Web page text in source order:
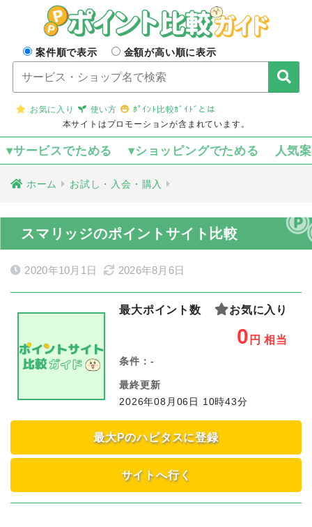
案件順で表示 金額が高い順に表示
お気に入り 使い方
ﾎﾟｲﾝﾄ比較ｶﾞｲﾄﾞとは
本サイトはプロモーションが含まれています。
▾サービスでためる ▾ショッピングでためる 人気
ホーム お試し・入会・購入
スマリッジのポイントサイト比較
2020年10月1日 2026年8月6日
最大ポイント数 お気に入り
0 円 相当
条件： -
最終更新
2026年08月06日 10時43分
最大Pのハピタスに登録
サイトへ行く